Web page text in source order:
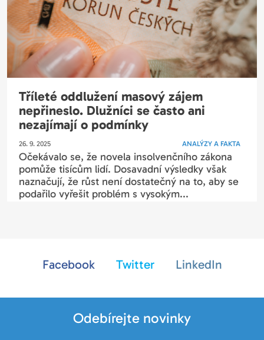
Tříleté oddlužení masový zájem
nepřineslo. Dlužníci se často ani
nezajímají o podmínky
26. 9. 2025 ANALÝZY A FAKTA
Očekávalo se, že novela insolvenčního zákona
pomůže tisícům lidí. Dosavadní výsledky však
naznačují, že růst není dostatečný na to, aby se
podařilo vyřešit problém s vysokým...
Facebook Twitter LinkedIn
Odebírejte novinky